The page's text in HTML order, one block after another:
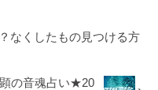
なくしたもの見つける方
の音魂占い★20